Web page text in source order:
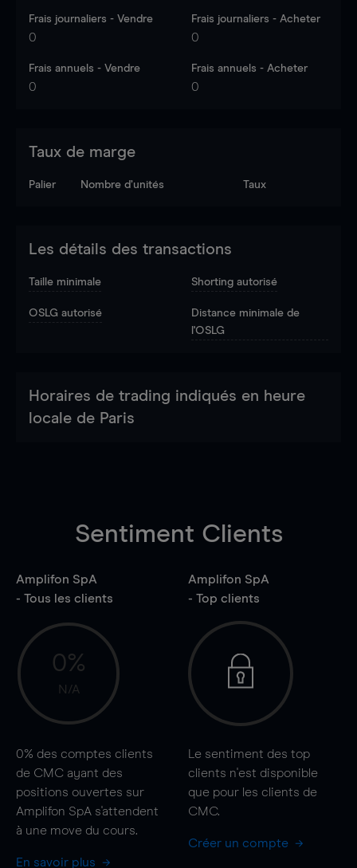
Frais journaliers - Vendre
0
Frais journaliers - Acheter
0
Frais annuels - Vendre
0
Frais annuels - Acheter
0
Taux de marge
Palier Nombre d’unités Taux
Les détails des transactions
Taille minimale Shorting autorisé
OSLG autorisé
Distance minimale de
l'OSLG
Horaires de trading indiqués en heure
locale de Paris
Sentiment Clients
Amplifon SpA
- Tous les clients
0%
N/A
0% des comptes clients
de CMC ayant des
positions ouvertes sur
Amplifon SpA s'attendent
à une move du cours.
En savoir plus
Amplifon SpA
- Top clients
Le sentiment des top
clients n'est disponible
que pour les clients de
CMC.
Créer un compte